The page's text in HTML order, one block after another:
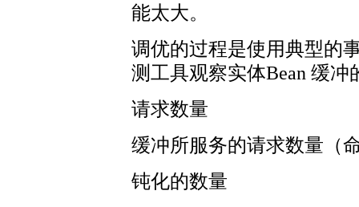
能太大。
调优的过程是使用典型的
测工具观察实体Bean 缓
请求数量
缓冲所服务的请求数量（
钝化的数量